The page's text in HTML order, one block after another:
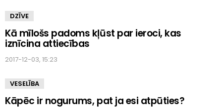
DZĪVE
Kā mīlošs padoms kļūst par ieroci, kas
iznīcina attiecības
2017-12-03, 15:23
VESELĪBA
Kāpēc ir nogurums, pat ja esi atpūties?